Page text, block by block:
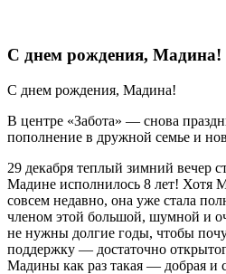
С днем рождения, Мадина!
С днем рождения, Мадина!
В центре «Забота» — снова
пополнение в дружной семье и
29 декабря теплый зимний вечер
Мадине исполнилось 8 лет! Хотя
совсем недавно, она уже стала
членом этой большой, шумной и
не нужны долгие годы, чтобы
поддержку — достаточно
Мадины как раз такая — добрая и